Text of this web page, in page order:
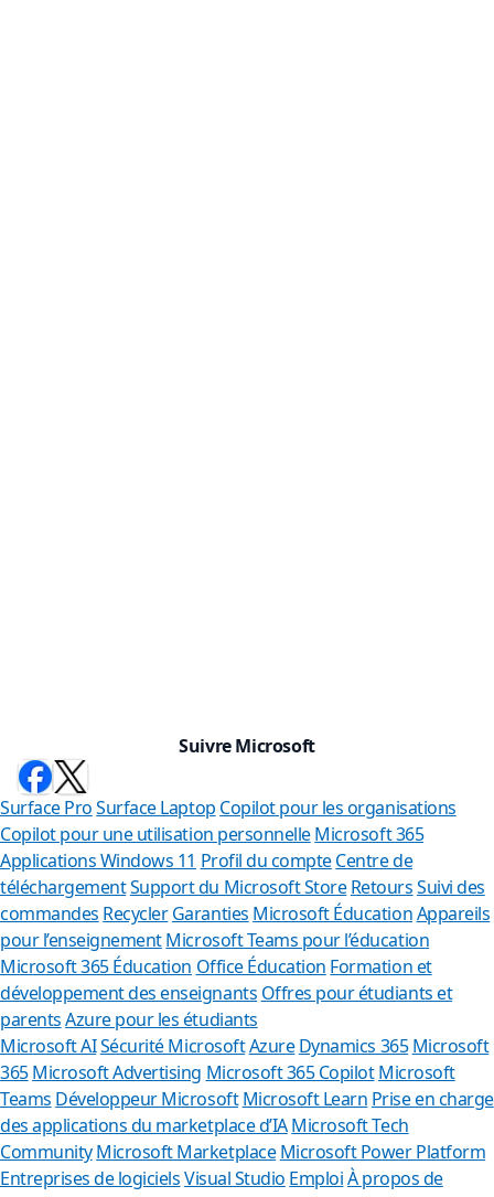
Suivre Microsoft
Surface ProSurface Laptop Copilot pour les organisations
Copilot pour une utilisation personnelleMicrosoft 365
Applications Windows 11 Profil du compteCentre de
téléchargementSupport du Microsoft Store RetoursSuivi des
commandes Recycler Garanties Microsoft ÉducationAppareils
pour l’enseignementMicrosoft Teams pour l’éducation
Microsoft 365 Éducation Office Éducation Formation et
développement des enseignants Offres pour étudiants et
parentsAzure pour les étudiants
Microsoft AISécurité MicrosoftAzure Dynamics 365 Microsoft
365 Microsoft Advertising Microsoft 365 Copilot Microsoft
Teams Développeur Microsoft Microsoft Learn Prise en charge
des applications du marketplace d’IAMicrosoft Tech
CommunityMicrosoft Marketplace Microsoft Power Platform
Entreprises de logicielsVisual Studio EmploiÀ propos de